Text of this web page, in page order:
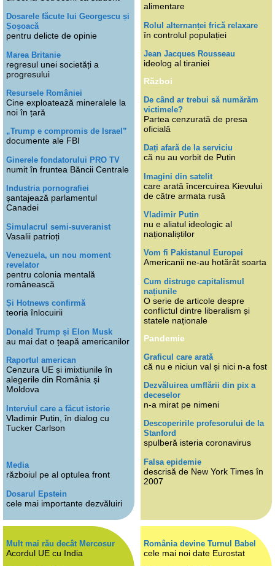
Dosarele făcute lui Georgescu și
Șoșoacă
pentru delicte de opinie
Marea Britanie
regresul unei societăți a
progresului
Resursele României
Cine exploatează mineralele la
noi în țară
„Trump e compromis de Israel”
documente ale FBI
Ginerele fondatorului PRO TV
numit în fruntea Băncii Centrale
Industria pornografiei
șantajează parlamentul
Canadei
Simulacrul semi-suveranist
Vasalii patrioți
Venezuela, un nou moment
revelator
pentru colonia mentală
românească
Și Hotnews confirmă
teoria înlocuirii
Donald Trump și Elon Musk
au mai dat o țeapă americanilor
Raportul american
Cenzura UE și imixtiunile în
alegerile din România și
Moldova
Interviul care a făcut istorie
Vladimir Putin, în dialog cu
Tucker Carlson
Media
războiul pe al optulea front
Dosarul Epstein
cele mai importante dezvăluiri
alimentare
Rolul alternanței frică relaxare
în controlul populației
Jean Jacques Rousseau
ideolog al tiraniei
Război
De când ar trebui să numărăm
victimele?
Partea cenzurată de presa
oficială
Dați afară de la serviciu
că nu au vorbit de Putin
Imagini din satelit
care arată încercuirea Kievului
de către armata rusă
Vladimir Putin
nu e aliatul ideologic al
naționaliștilor
Vom fi Pakistanul Europei
Americanii ne-au hotărât soarta
Cum distruge capitalismul
națiunile
O serie de articole despre
conflictul dintre liberalism și
statele naționale
Pandemie
Graficul care arată
că nu e niciun val și nici n-a fost
Dezvăluirea umflării din pix a
deceselor
n-a mirat pe nimeni
Descoperirile profesorului de la
Stanford
spulberă isteria coronavirus
Falsa epidemie
descrisă de New York Times în
2007
Mult mai rău decât Mercosur
Acordul UE cu India
România devine Turnul Babel
cele mai noi date Eurostat